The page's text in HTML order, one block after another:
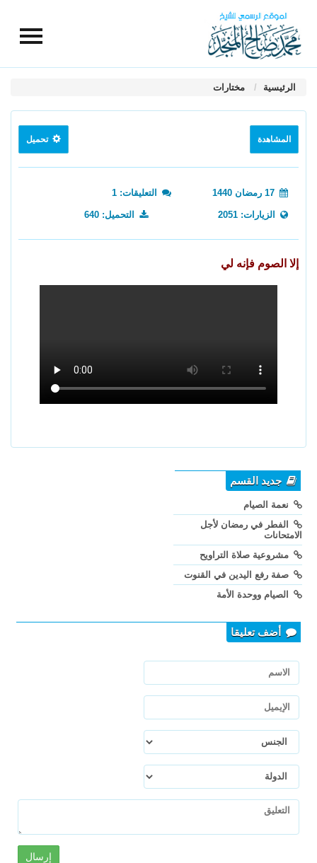
الرئيسية مختارات
المشاهدة تحميل
التعليقات: 1
الزيارات: 2051 التحميل: 640
إلا الصوم فإنه لي
جديد القسم
نعمة الصيام
الفطر في رمضان لأجل
الامتحانات
مشروعية صلاة التراويح
صفة رفع اليدين في القنوت
الصيام ووحدة الأمة
أضف تعليقا
إرسال